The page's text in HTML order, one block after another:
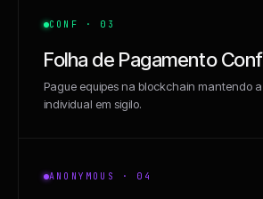
CONF · 03
Folha de Pagamento
Pague equipes na blockchain mantendo
individual em sigilo.
ANONYMOUS · 04